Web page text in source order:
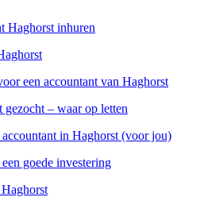
Haghorst inhuren
een accountant van Haghorst
– waar op letten
in Haghorst (voor jou)
goede investering